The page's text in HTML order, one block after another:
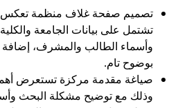
تصميم صفحة غلاف منظمة تعكس
تشتمل على بيانات الجامعة
وأسماء الطالب والمشرف، إضافة
بوضوح تام.
صياغة مقدمة مركزة تستعرض
وذلك مع توضيح مشكلة البحث